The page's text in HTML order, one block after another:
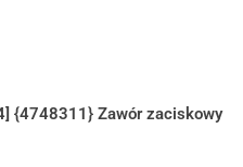
{4748311} Zawór zaciskowy